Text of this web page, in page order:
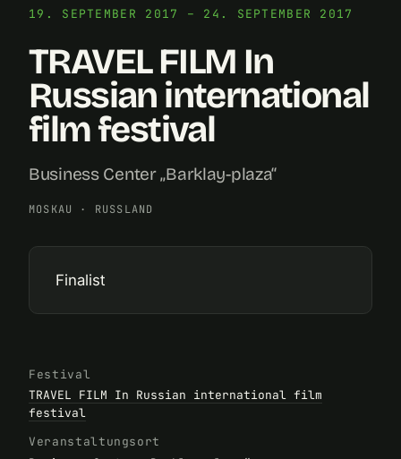
19. SEPTEMBER 2017 – 24. SEPTEMBER 2017
TRAVEL FILM In
Russian international
film festival
Business Center „Barklay-plaza“
MOSKAU · RUSSLAND
Finalist
Festival
TRAVEL FILM In Russian international film
festival
Veranstaltungsort